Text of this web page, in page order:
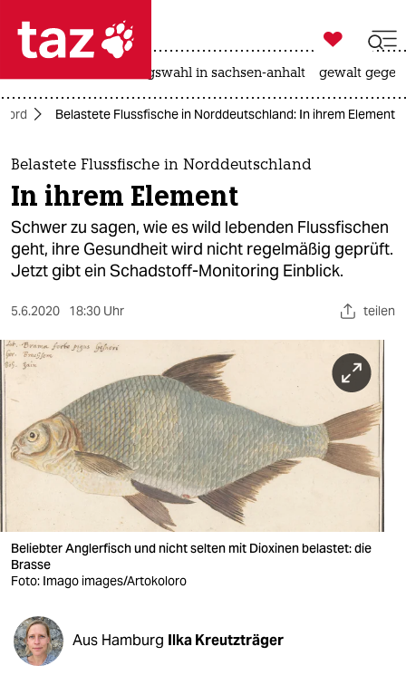
 taz zahl ich
taz zahl ich
themen
politik
öko
gesellschaft
sport
berlin
nord
wahrheit
verlag
verlag
shop
fragen & hilfe

taz zahl ich
landtagswahl in sachsen-anhalt gewalt
Nord Belastete Flussfische in Norddeutschland: In ihrem Element
Belastete Flussfische in Norddeutschland
In ihrem Element
Schwer zu sagen, wie es wild lebenden Flussfischen
geht, ihre Gesundheit wird nicht regelmäßig geprüft.
Jetzt gibt ein Schadstoff-Monitoring Einblick.
5.6.2020 18:30 Uhr teilen
Beliebter Anglerfisch und nicht selten mit Dioxinen belastet: die
Brasse
Foto: Imago images/Artokoloro
Aus Hamburg Ilka Kreutzträger